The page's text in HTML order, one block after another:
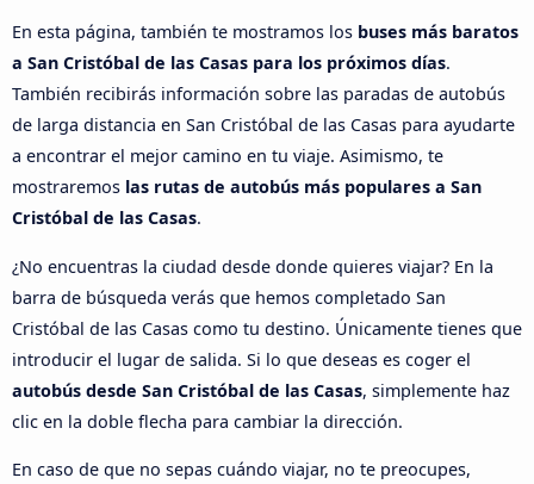
En esta página, también te mostramos los buses más baratos
a San Cristóbal de las Casas para los próximos días.
También recibirás información sobre las paradas de autobús
de larga distancia en San Cristóbal de las Casas para ayudarte
a encontrar el mejor camino en tu viaje. Asimismo, te
mostraremos las rutas de autobús más populares a San
Cristóbal de las Casas.
¿No encuentras la ciudad desde donde quieres viajar? En la
barra de búsqueda verás que hemos completado San
Cristóbal de las Casas como tu destino. Únicamente tienes que
introducir el lugar de salida. Si lo que deseas es coger el
autobús desde San Cristóbal de las Casas, simplemente haz
clic en la doble flecha para cambiar la dirección.
En caso de que no sepas cuándo viajar, no te preocupes,